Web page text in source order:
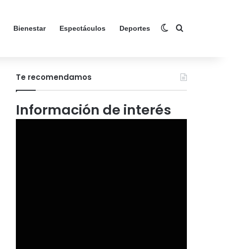
Bienestar Espectáculos Deportes Switch skin
Search for
Te recomendamos
Información de interés